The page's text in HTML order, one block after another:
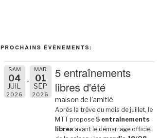
PROCHAINS ÉVÈNEMENTS:
SAM
04
JUIL
2026
MAR
01
SEP
2026
5 entraînements
libres d'été
maison de l'amitié
Après la trêve du mois de juillet, le
MTT propose 5 entrainements
libres avant le démarrage officiel